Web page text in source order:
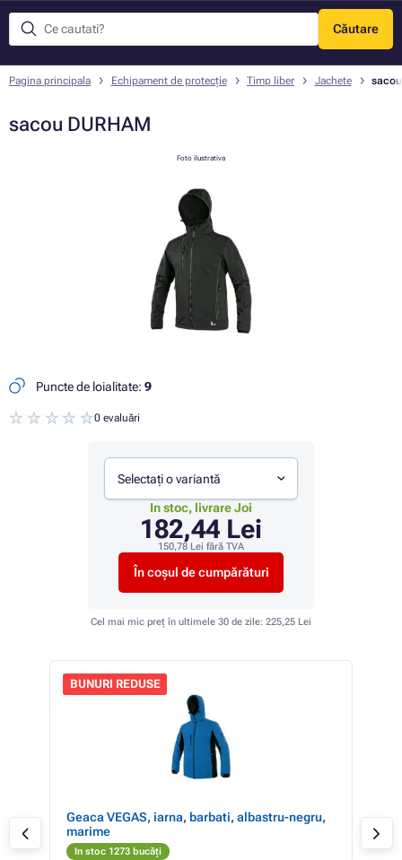
Căutare
Meniu
Pagina principala Echipament de protecție Timp liber Jachete
sacou DURHAM
Foto ilustrativa
Puncte de loialitate: 9
0 evaluări
Selectați o variantă
In stoc, livrare Joi
182,44 Lei
150,78 Lei fără TVA
În coșul de cumpărături
Cel mai mic preț în ultimele 30 de zile: 225,25 Lei
BUNURI REDUSE
Geaca VEGAS, iarna, barbati, albastru-negru,
marime
In stoc 1273 bucăți In